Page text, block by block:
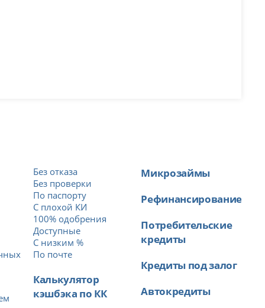
Без отказа
Без проверки
По паспорту
С плохой КИ
100% одобрения
Доступные
С низким %
По почте
Калькулятор
кэшбэка по КК
Микрозаймы
Рефинансирование
Потребительские
кредиты
Кредиты под залог
Автокредиты